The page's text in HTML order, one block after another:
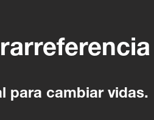
para cambiar vidas.